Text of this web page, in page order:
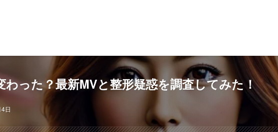
った？最新MVと整形疑惑を調査してみた！
日